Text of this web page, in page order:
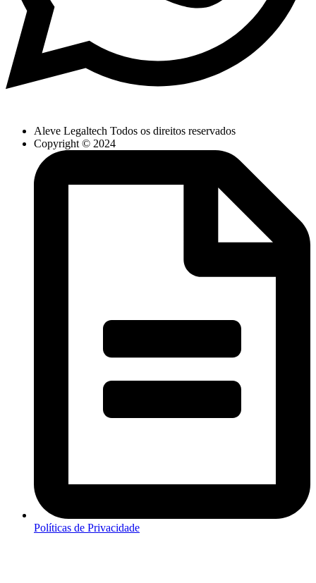
Aleve Legaltech Todos os direitos reservados
Copyright © 2024
Políticas de Privacidade